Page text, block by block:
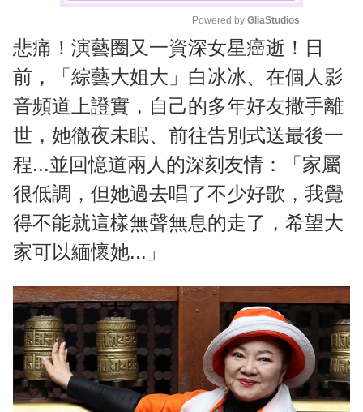
M
t
e
Powered by GliaStudios
悲痛！演藝圈又一資深女星癌逝！日
前，「綜藝大姐大」白冰冰、在個人影
音頻道上證實，自己的多年好友撒手離
世，她徹夜未眠、前往告別式送最後一
程...並回憶道兩人的深刻友情：「家屬
很低調，但她過去唱了不少好歌，我覺
得不能就這樣無聲無息的走了，希望大
家可以緬懷她...」